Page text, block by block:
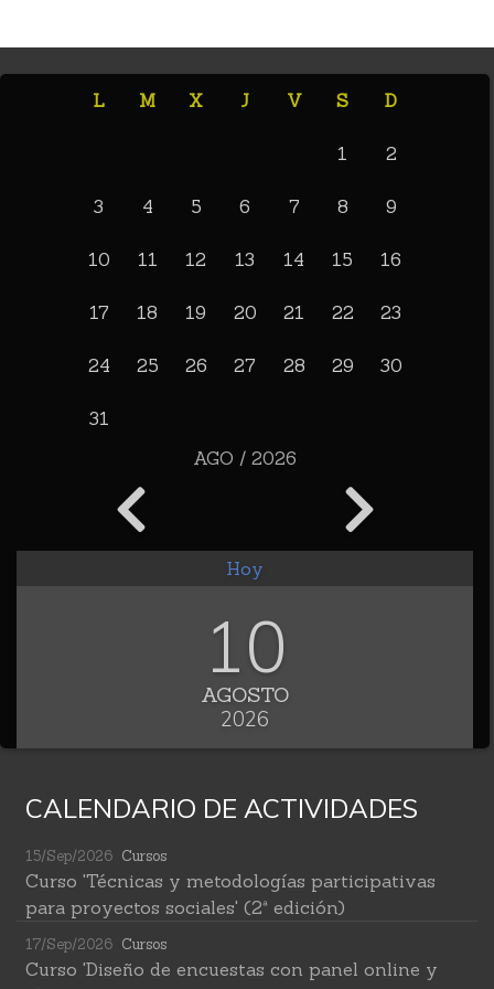
L M X J V S D
1 2
3 4 5 6 7 8 9
10 11 12 13 14 15 16
17 18 19 20 21 22 23
24 25 26 27 28 29 30
31
AGO / 2026
Hoy
10
AGOSTO
2026
CALENDARIO DE ACTIVIDADES
15/Sep/2026 Cursos
Curso 'Técnicas y metodologías participativas
para proyectos sociales' (2ª edición)
17/Sep/2026 Cursos
Curso 'Diseño de encuestas con panel online y